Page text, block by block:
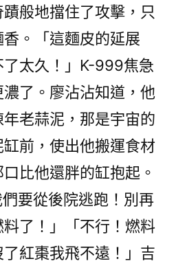
般地擋住了攻擊，只
。「這麵皮的延展
太久！」K-999焦急
了。廖沾沾知道，他
老蒜泥，那是宇宙的
前，使出他搬運食材
比他還胖的缸抱起。
們要從後院逃跑！別再
了！」「不行！燃料
紅棗我飛不遠！」吉